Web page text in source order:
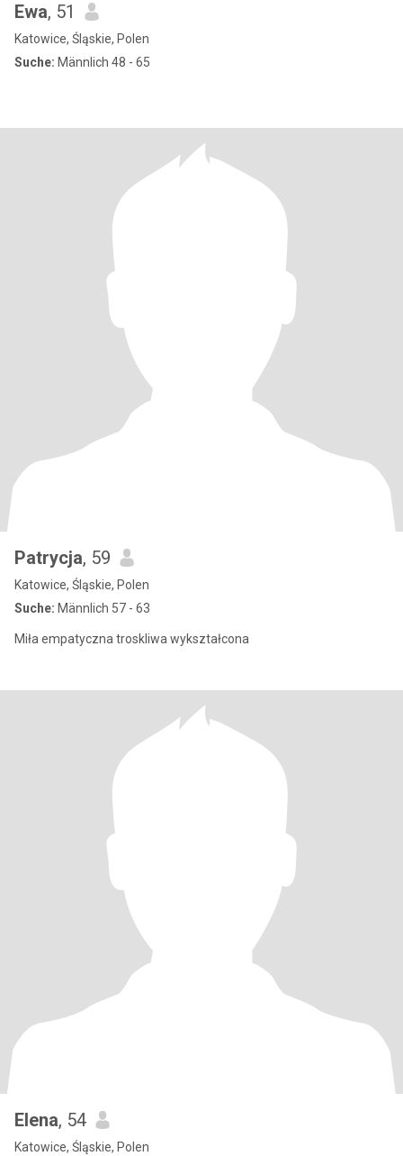
Ewa, 51
Katowice, Śląskie, Polen
Suche: Männlich 48 - 65
Patrycja, 59
Katowice, Śląskie, Polen
Suche: Männlich 57 - 63
Miła empatyczna troskliwa wykształcona
Elena, 54
Katowice, Śląskie, Polen